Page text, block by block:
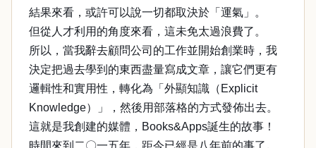
結果來看，或許可以說一切都取決於「運氣」。
但從人才利用的角度來看，這未免太過浪費了。
所以，當我辭去顧問公司的工作並開始創業時，我
決定把過去學到的東西盡量寫成文章，讓它們更有
邏輯性和實用性，轉化為「外顯知識（Explicit
Knowledge）」，然後用部落格的方式發佈出去。
這就是我創建的媒體，Books&Apps誕生的故事！
時間來到二〇一五年，距今已經是八年前的事了。